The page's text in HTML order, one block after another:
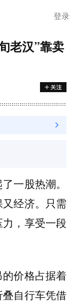
登录
老汉”靠卖
一股热潮。
经济。只需
，享受一段
价格占据着
自行车凭借